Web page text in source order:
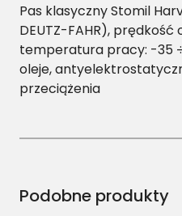
1
2
.
5
/
5
Pas klasyczny Stomil
DEUTZ-FAHR),
temperatura pracy: -35
oleje,
przeciążenia
Podobne produkty